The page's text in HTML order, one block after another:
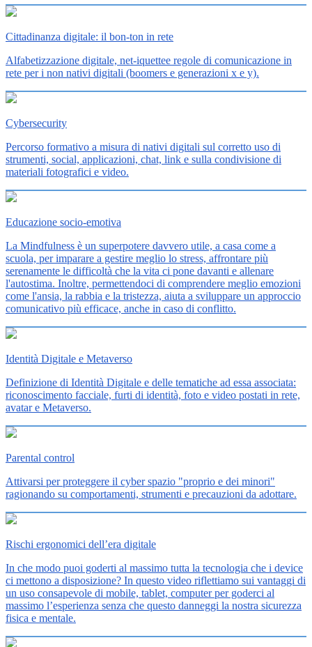
Cittadinanza digitale: il bon-ton in rete
Alfabetizzazione digitale, net-iquettee regole di comunicazione in
rete per i non nativi digitali (boomers e generazioni x e y).
Cybersecurity
Percorso formativo a misura di nativi digitali sul corretto uso di
strumenti, social, applicazioni, chat, link e sulla condivisione di
materiali fotografici e video.
Educazione socio-emotiva
La Mindfulness è un superpotere davvero utile, a casa come a
scuola, per imparare a gestire meglio lo stress, affrontare più
serenamente le difficoltà che la vita ci pone davanti e allenare
l'autostima. Inoltre, permettendoci di comprendere meglio emozioni
come l'ansia, la rabbia e la tristezza, aiuta a sviluppare un approccio
comunicativo più efficace, anche in caso di conflitto.
Identità Digitale e Metaverso
Definizione di Identità Digitale e delle tematiche ad essa associata:
riconoscimento facciale, furti di identità, foto e video postati in rete,
avatar e Metaverso.
Parental control
Attivarsi per proteggere il cyber spazio "proprio e dei minori"
ragionando su comportamenti, strumenti e precauzioni da adottare.
Rischi ergonomici dell’era digitale
In che modo puoi goderti al massimo tutta la tecnologia che i device
ci mettono a disposizione? In questo video riflettiamo sui vantaggi di
un uso consapevole di mobile, tablet, computer per goderci al
massimo l’esperienza senza che questo danneggi la nostra sicurezza
fisica e mentale.